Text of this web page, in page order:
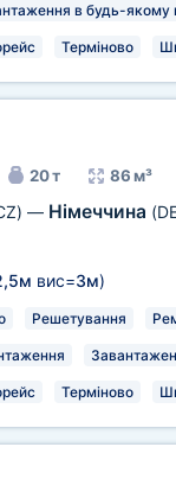
в будь-якому
Терміново
20 т 86 м³
— Німеччина
вис=3м)
Решетування
Терміново